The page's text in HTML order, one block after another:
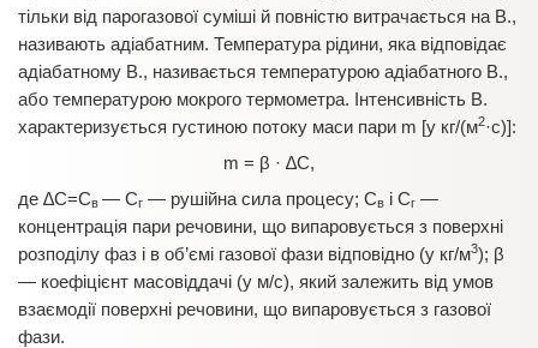
тільки від парогазової суміші й повністю витрачається на В.,
називають адіабатним. Температура рідини, яка відповідає
адіабатному В., називається температурою адіабатного В.,
або температурою мокрого термометра. Інтенсивність В.
характеризується густиною потоку маси пари m [у кг/(м2·с)]:
m = β · ∆C,
де ∆C=Св — Сг — рушійна сила процесу; Св і Сг —
концентрація пари речовини, що випаровується з поверхні
розподілу фаз і в об’ємі газової фази відповідно (у кг/м3); β
— коефіцієнт масовіддачі (у м/с), який залежить від умов
взаємодії поверхні речовини, що випаровується з газової
фази.